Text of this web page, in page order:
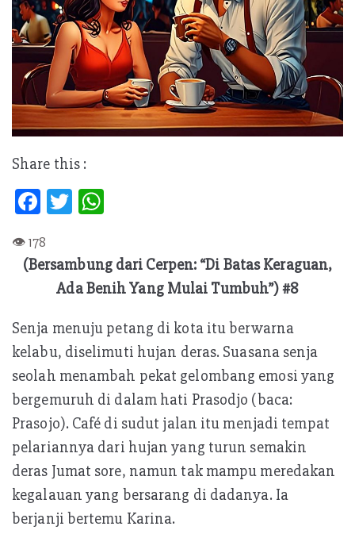
Share this :
Fa
b
oo
T
itt
er
at
s
A
p
p
(Bersambung dari Cerpen: “Di Batas Keraguan,
Ada Benih Yang Mulai Tumbuh”) #8
Senja menuju petang di kota itu berwarna
kelabu, diselimuti hujan deras. Suasana senja
seolah menambah pekat gelombang emosi yang
bergemuruh di dalam hati Prasodjo (baca:
Prasojo). Café di sudut jalan itu menjadi tempat
pelariannya dari hujan yang turun semakin
deras Jumat sore, namun tak mampu meredakan
kegalauan yang bersarang di dadanya. Ia
berjanji bertemu Karina.